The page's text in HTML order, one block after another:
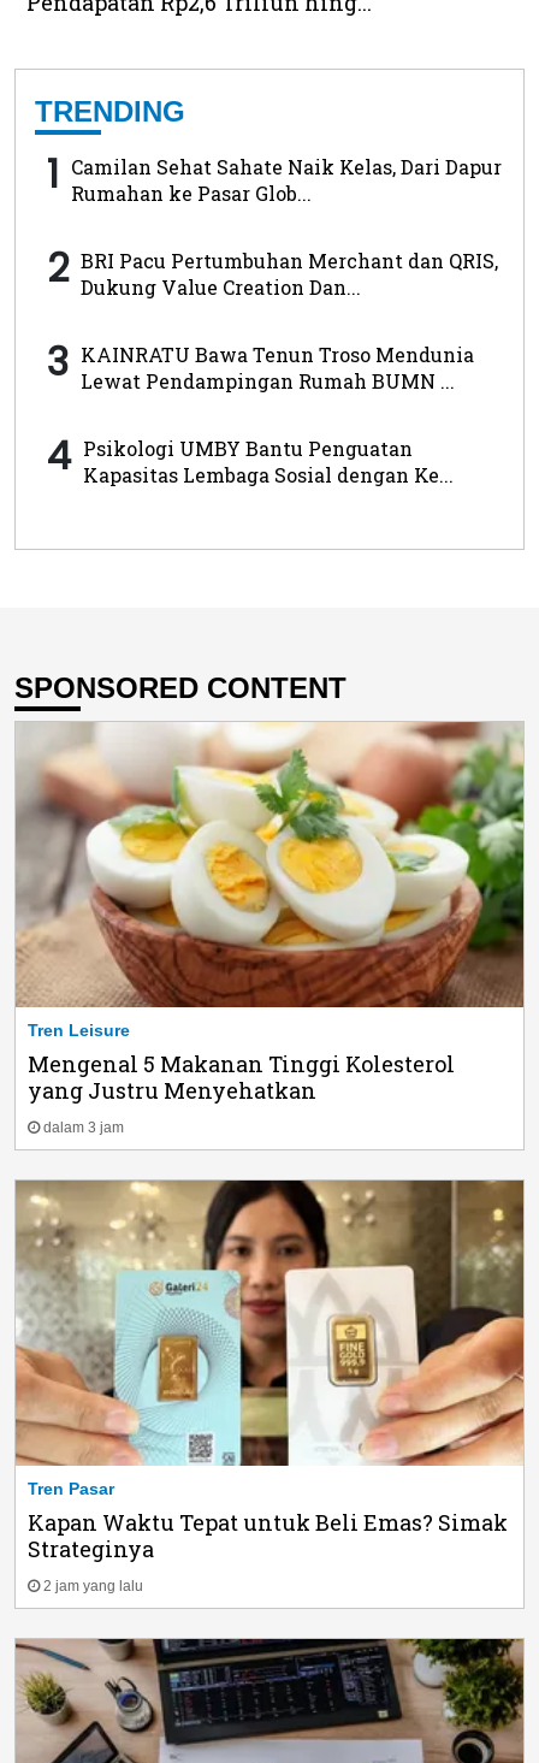
TRENDING
1 Camilan Sehat Sahate Naik Kelas, Dari Dapur
Rumahan ke Pasar Glob...
2 BRI Pacu Pertumbuhan Merchant dan QRIS,
Dukung Value Creation Dan...
3 KAINRATU Bawa Tenun Troso Mendunia
Lewat Pendampingan Rumah BUMN ...
4 Psikologi UMBY Bantu Penguatan
Kapasitas Lembaga Sosial dengan Ke...
SPONSORED CONTENT
Tren Leisure
Mengenal 5 Makanan Tinggi Kolesterol
yang Justru Menyehatkan
dalam 3 jam
Tren Pasar
Kapan Waktu Tepat untuk Beli Emas? Simak
Strateginya
2 jam yang lalu